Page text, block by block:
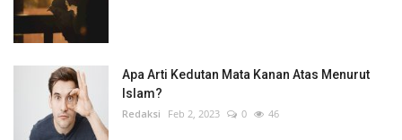
Apa Arti Kedutan Mata Kanan Atas Menurut
Islam?
Redaksi Feb 2, 2023 0 46